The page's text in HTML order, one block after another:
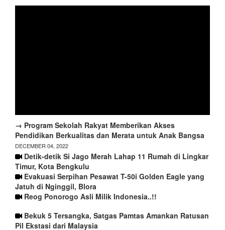
→ Program Sekolah Rakyat Memberikan Akses
Pendidikan Berkualitas dan Merata untuk Anak Bangsa
DECEMBER 04, 2022
Detik-detik Si Jago Merah Lahap 11 Rumah di Lingkar
Timur, Kota Bengkulu
Evakuasi Serpihan Pesawat T-50i Golden Eagle yang
Jatuh di Nginggil, Blora
Reog Ponorogo Asli Milik Indonesia..!!
Bekuk 5 Tersangka, Satgas Pamtas Amankan Ratusan
Pil Ekstasi dari Malaysia